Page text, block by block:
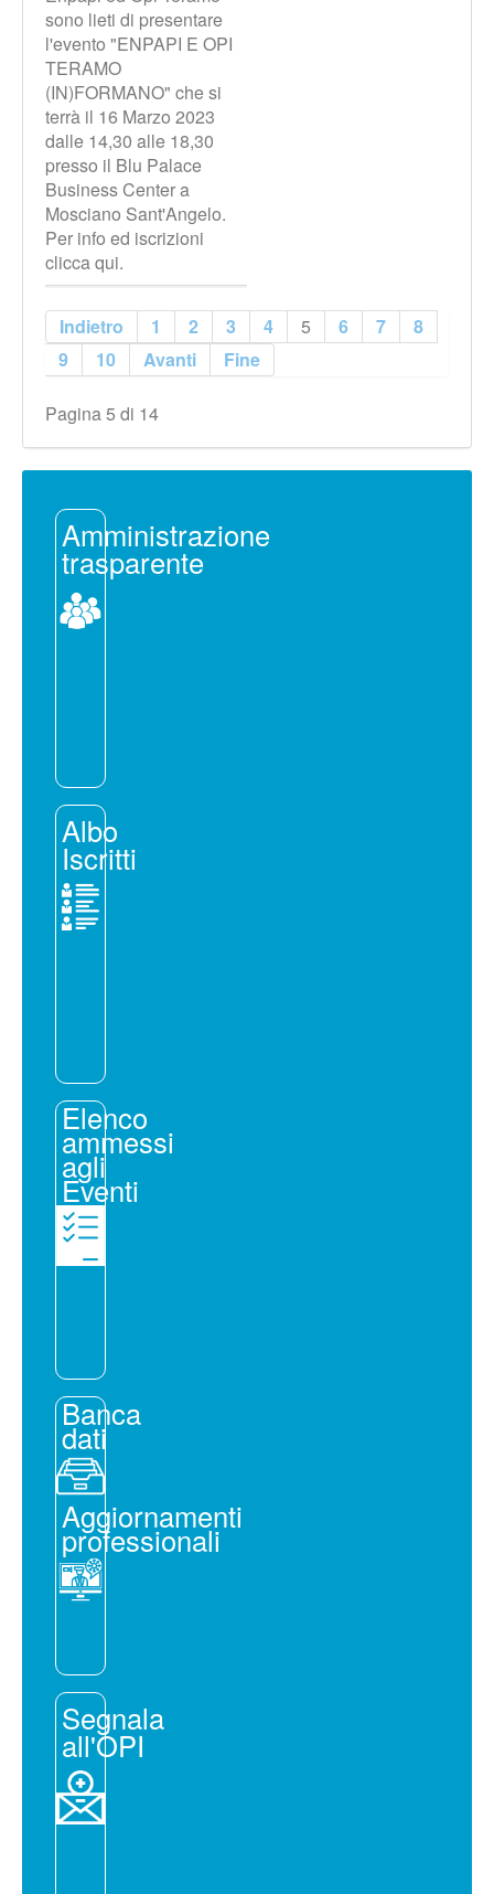
sono lieti di presentare
l'evento "ENPAPI E OPI
TERAMO
(IN)FORMANO" che si
terrà il 16 Marzo 2023
dalle 14,30 alle 18,30
presso il Blu Palace
Business Center a
Mosciano Sant'Angelo.
Per info ed iscrizioni
clicca qui.
Indietro 1 2 3 4 5 6 7
8
9
10 Avanti Fine
Pagina 5 di 14
Amministrazione
trasparente
Albo
Iscritti
Elenco
ammessi
agli
Eventi
Banca
dati
Aggiornamenti
professionali
Segnala
all'OPI